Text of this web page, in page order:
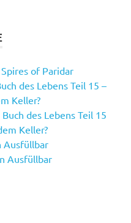
of Paridar
des Lebens Teil 15 –
Keller?
des Lebens Teil 15
Keller?
Ausfüllbar
Ausfüllbar